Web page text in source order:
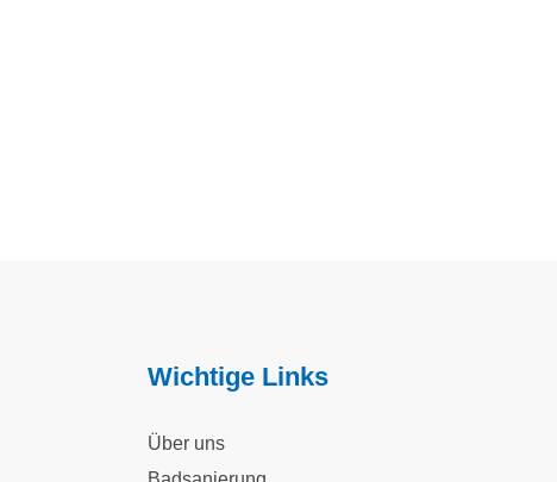
Wichtige Links
Über uns